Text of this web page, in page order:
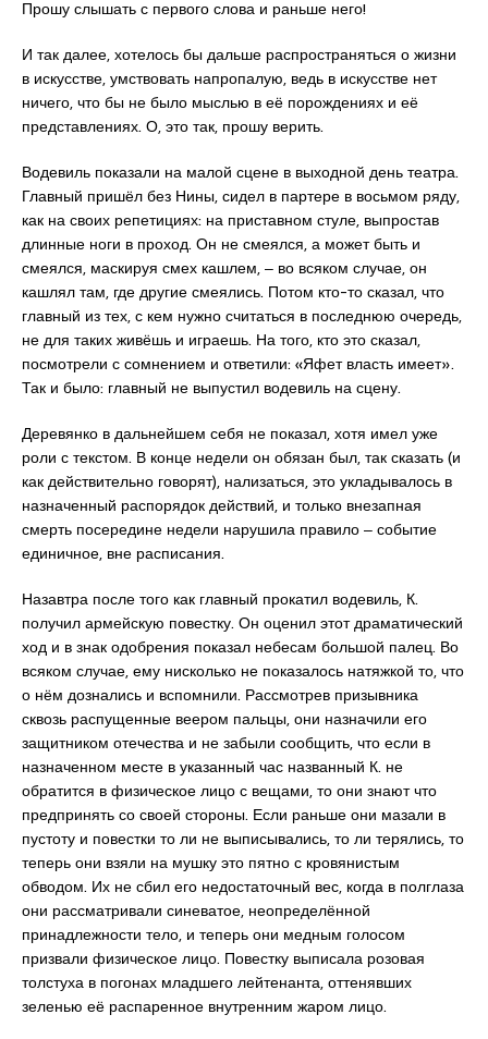
Прошу слышать с первого слова и раньше него!
И так далее, хотелось бы дальше распространяться о жизни
в искусстве, умствовать напропалую, ведь в искусстве нет
ничего, что бы не было мыслью в её порождениях и её
представлениях. О, это так, прошу верить.
Водевиль показали на малой сцене в выходной день театра.
Главный пришёл без Нины, сидел в партере в восьмом ряду,
как на своих репетициях: на приставном стуле, выпростав
длинные ноги в проход. Он не смеялся, а может быть и
смеялся, маскируя смех кашлем, ‒ во всяком случае, он
кашлял там, где другие смеялись. Потом кто-то сказал, что
главный из тех, с кем нужно считаться в последнюю очередь,
не для таких живёшь и играешь. На того, кто это сказал,
посмотрели с сомнением и ответили: «Яфет власть имеет».
Так и было: главный не выпустил водевиль на сцену.
Деревянко в дальнейшем себя не показал, хотя имел уже
роли с текстом. В конце недели он обязан был, так сказать (и
как действительно говорят), нализаться, это укладывалось в
назначенный распорядок действий, и только внезапная
смерть посередине недели нарушила правило ‒ событие
единичное, вне расписания.
Назавтра после того как главный прокатил водевиль, К.
получил армейскую повестку. Он оценил этот драматический
ход и в знак одобрения показал небесам большой палец. Во
всяком случае, ему нисколько не показалось натяжкой то, что
о нём дознались и вспомнили. Рассмотрев призывника
сквозь распущенные веером пальцы, они назначили его
защитником отечества и не забыли сообщить, что если в
назначенном месте в указанный час названный К. не
обратится в физическое лицо с вещами, то они знают что
предпринять со своей стороны. Если раньше они мазали в
пустоту и повестки то ли не выписывались, то ли терялись, то
теперь они взяли на мушку это пятно с кровянистым
обводом. Их не сбил его недостаточный вес, когда в полглаза
они рассматривали синеватое, неопределённой
принадлежности тело, и теперь они медным голосом
призвали физическое лицо. Повестку выписала розовая
толстуха в погонах младшего лейтенанта, оттенявших
зеленью её распаренное внутренним жаром лицо.